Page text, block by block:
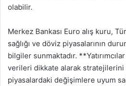
olabilir.
Merkez Bankası Euro alış kuru,
sağlığı ve döviz piyasalarının
bilgiler sunmaktadır.
verileri dikkate alarak
piyasalardaki değişimlere uyum